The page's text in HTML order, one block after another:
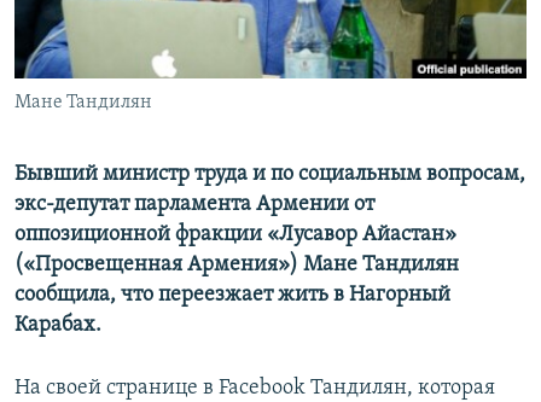
Հայերեն
English
Все сайты Радио Азатутюн
Мане Тандилян
Бывший министр труда и по социальным вопросам,
экс-депутат парламента Армении от
оппозиционной фракции «Лусавор Айастан»
(«Просвещенная Армения») Мане Тандилян
сообщила, что переезжает жить в Нагорный
Карабах.
На своей странице в Facebook Тандилян, которая